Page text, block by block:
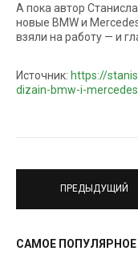
А пока автор
новые BMW и
взяли на работу — и
Источник: https://
dizain-bmw-i-
ПРЕДЫДУЩИЙ
САМОЕ ПОПУЛЯРНОЕ